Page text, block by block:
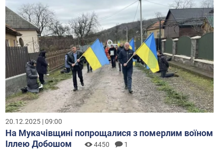
20.12.2025 | 09:00
На Мукачівщині попрощалися з померлим воїном
Іллею Добошом
4450 1